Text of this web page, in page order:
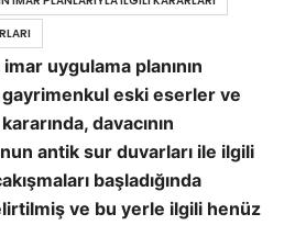
uygulama planının
gayrimenkul eski eserler ve
davacının
antik sur duvarları ile ilgili
başladığında
ve bu yerle ilgili henüz